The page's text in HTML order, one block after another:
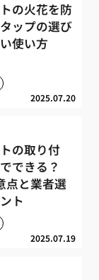
の火花を防
ップの選び
使い方
2025.07.20
の取り付
できる？
点と業者選
ト
2025.07.19